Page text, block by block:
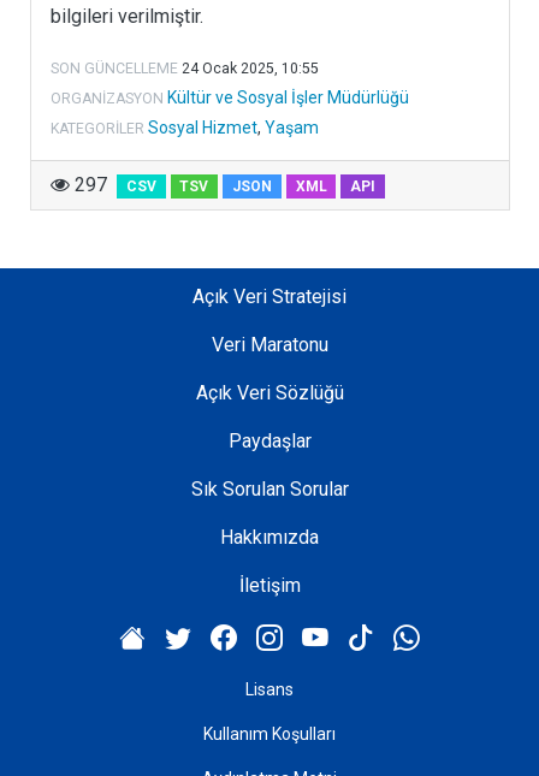
bilgileri verilmiştir.
SON GÜNCELLEME 24 Ocak 2025, 10:55
ORGANIZASYON Kültür ve Sosyal İşler Müdürlüğü
KATEGORILER Sosyal Hizmet, Yaşam
297 CSV TSV JSON XML API
Açık Veri Stratejisi
Veri Maratonu
Açık Veri Sözlüğü
Paydaşlar
Sık Sorulan Sorular
Hakkımızda
İletişim
Lisans
Kullanım Koşulları